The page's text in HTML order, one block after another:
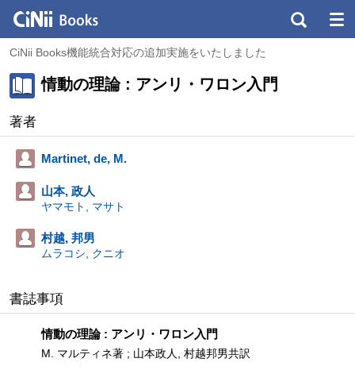
CiNii Books機能統合対応の追加実施をいたしました
情動の理論 : アンリ・ワロン入門
著者
Martinet, de, M.
山本, 政人
ヤマモト, マサト
村越, 邦男
ムラコシ, クニオ
書誌事項
情動の理論 : アンリ・ワロン入門
M. マルティネ著 ; 山本政人, 村越邦男共訳